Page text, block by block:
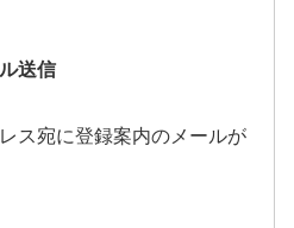
送信
ス宛に登録案内のメールが